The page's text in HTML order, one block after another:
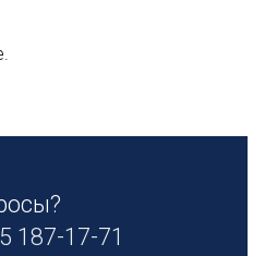
187-17-71